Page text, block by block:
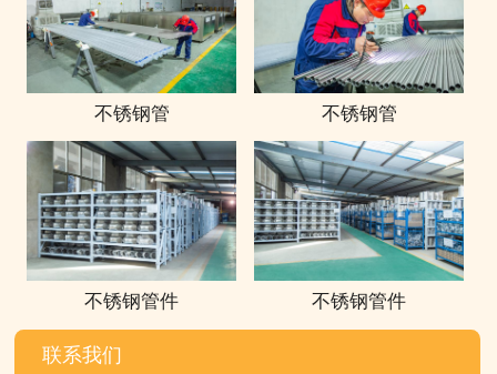
不锈钢管 不锈钢管
不锈钢管件 不锈钢管件
联系我们